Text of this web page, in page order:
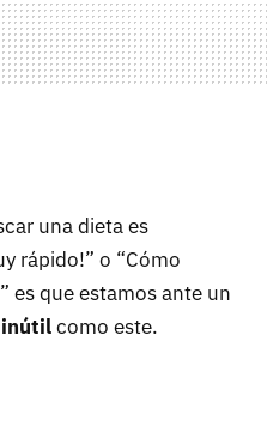
una dieta es
rápido!” o “Cómo
es que estamos ante un
inútilcomo este.